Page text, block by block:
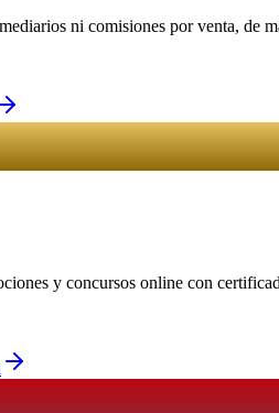
ni comisiones por venta, de
y concursos online con